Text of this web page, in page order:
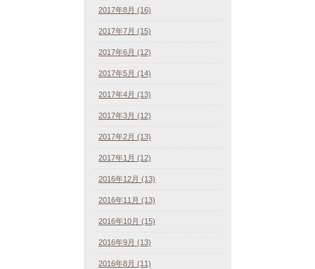
2017年8月 (16)
2017年7月 (15)
2017年6月 (12)
2017年5月 (14)
2017年4月 (13)
2017年3月 (12)
2017年2月 (13)
2017年1月 (12)
2016年12月 (13)
2016年11月 (13)
2016年10月 (15)
2016年9月 (13)
2016年8月 (11)